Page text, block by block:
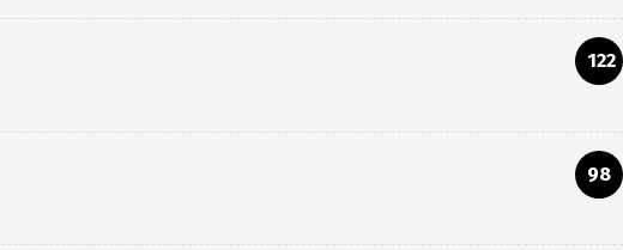
122
98